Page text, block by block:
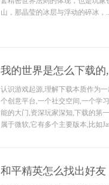
山，那晶莹的冰层与浮动的碎冰，
我的世界是怎么下载
认识游戏起源,理解下载本质作为
个创意平台,一个社交空间,一个学
能的大门,资深玩家深知,下载的第
属于微软,它有多个主要版本,比如
和平精英怎么找出好